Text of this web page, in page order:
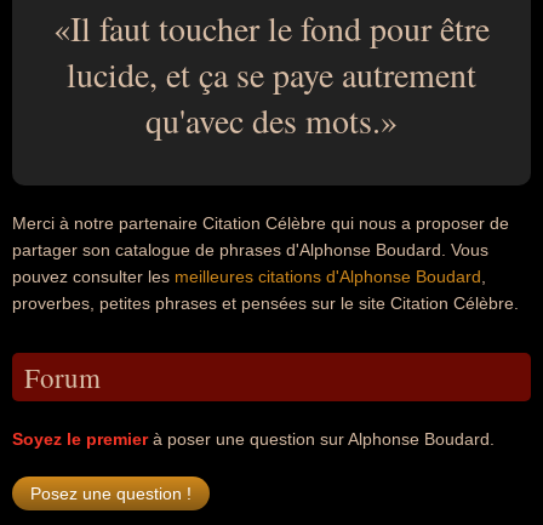
Il faut toucher le fond pour être
lucide, et ça se paye autrement
qu'avec des mots.
Merci à notre partenaire Citation Célèbre qui nous a proposer de
partager son catalogue de phrases d'Alphonse Boudard. Vous
pouvez consulter les meilleures citations d'Alphonse Boudard
proverbes, petites phrases et pensées sur le site Citation Célèbre.
Forum
Soyez le premierà poser une question sur Alphonse Boudard.